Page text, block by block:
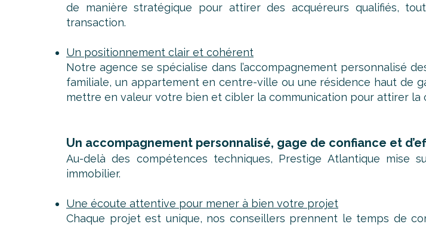
de manière stratégique pour attirer des acquéreurs qualifiés,
transaction.
Un positionnement clair et cohérent
Notre agence se spécialise dans l’accompagnement personnalisé
familiale, un appartement en centre-ville ou une résidence haut de
mettre en valeur votre bien et cibler la communication pour attirer la
Un accompagnement personnalisé, gage de confiance et
Au-delà des compétences techniques, Prestige Atlantique
immobilier.
Une écoute attentive pour mener à bien votre projet
Chaque projet est unique, nos conseillers prennent le temps de